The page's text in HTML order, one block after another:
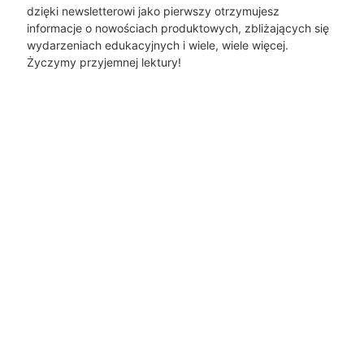
dzięki newsletterowi jako pierwszy otrzymujesz
informacje o nowościach produktowych, zbliżających się
wydarzeniach edukacyjnych i wiele, wiele więcej.
Życzymy przyjemnej lektury!